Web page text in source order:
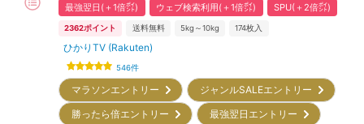
最強翌日(＋1倍㌽)
ウェブ検索利用(＋1倍㌽) SPU(＋2倍㌽)
2362ポイント 送料無料 5kg～10kg 174枚入
ひかりTV (Rakuten)
546件
マラソンエントリー
ジャンルSALEエントリー
勝ったら倍エントリー
最強翌日エントリー